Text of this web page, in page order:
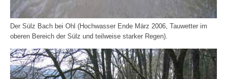
Der Sülz Bach bei Ohl (Hochwasser Ende März 2006, Tauwetter im
oberen Bereich der Sülz und teilweise starker Regen).